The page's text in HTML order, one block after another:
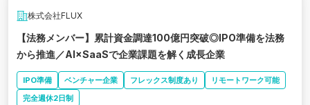
株式会社FLUX
【法務メンバー】累計資金調達100億円突破◎IPO準備を法務
から推進／AI×SaaSで企業課題を解く成長企業
IPO準備 ベンチャー企業 フレックス制度あり
リモートワーク可能
完全週休2日制